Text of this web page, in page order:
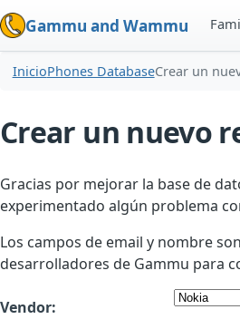
Gammu and Wammu
InicioPhones DatabaseCrear un
Crear un nuevo
Gracias por mejorar la base de
experimentado algún problema
Los campos de email y nombre
desarrolladores de Gammu para
Vendor: